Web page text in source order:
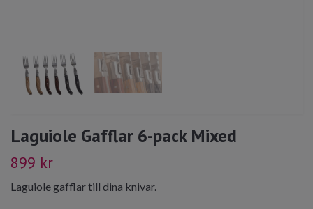
Laguiole Gafflar 6-pack Mixed
899 kr
Laguiole gafflar till dina knivar.